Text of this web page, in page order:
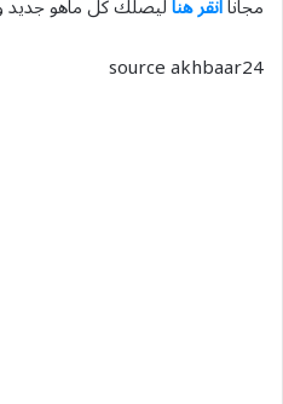
source akhbaar24